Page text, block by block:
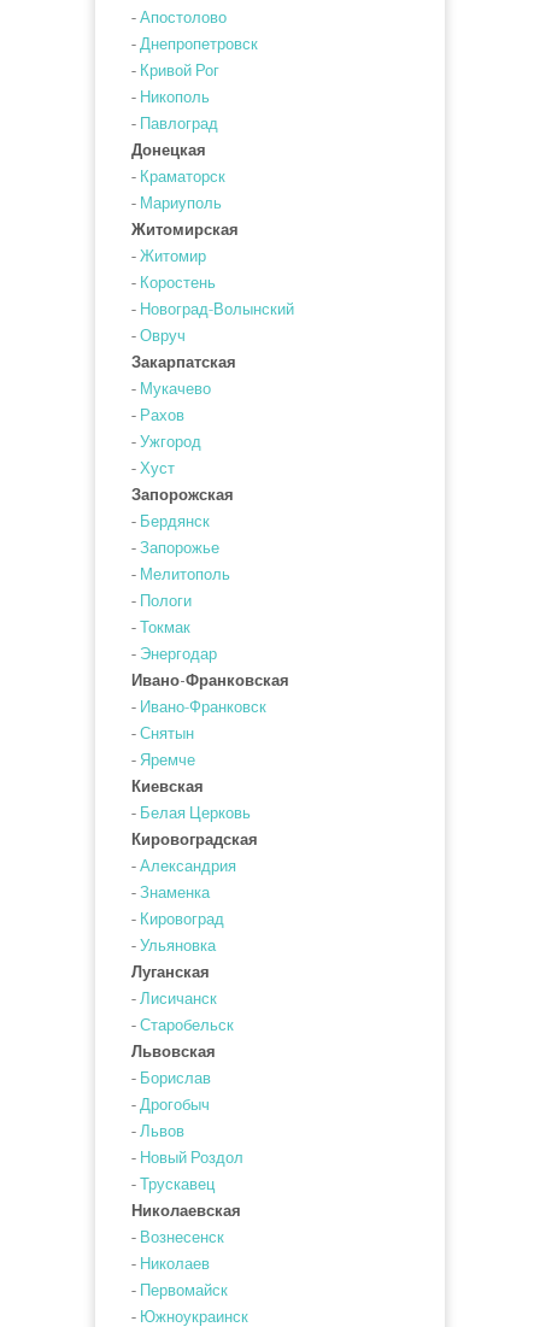
- Апостолово
- Днепропетровск
- Кривой Рог
- Никополь
- Павлоград
Донецкая
- Краматорск
- Мариуполь
Житомирская
- Житомир
- Коростень
- Новоград-Волынский
- Овруч
Закарпатская
- Мукачево
- Рахов
- Ужгород
- Хуст
Запорожская
- Бердянск
- Запорожье
- Мелитополь
- Пологи
- Токмак
- Энергодар
Ивано-Франковская
- Ивано-Франковск
- Снятын
- Яремче
Киевская
- Белая Церковь
Кировоградская
- Александрия
- Знаменка
- Кировоград
- Ульяновка
Луганская
- Лисичанск
- Старобельск
Львовская
- Борислав
- Дрогобыч
- Львов
- Новый Роздол
- Трускавец
Николаевская
- Вознесенск
- Николаев
- Первомайск
- Южноукраинск